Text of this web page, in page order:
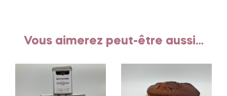
Vous aimerez peut-être aussi…